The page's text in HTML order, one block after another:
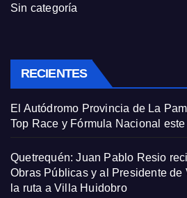
Sin categoría
RECIENTES
El Autódromo Provincia de La
Top Race y Fórmula Nacional
Quetrequén: Juan Pablo Resio
Obras Públicas y al Presidente de
la ruta a Villa Huidobro